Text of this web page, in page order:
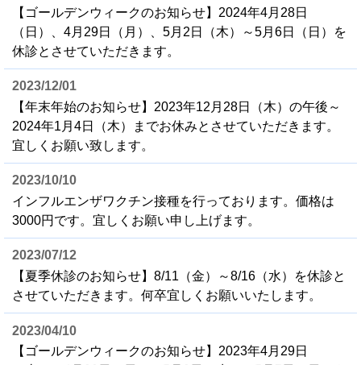
【ゴールデンウィークのお知らせ】2024年4月28日
（日）、4月29日（月）、5月2日（木）～5月6日（日）を
休診とさせていただきます。
2023/12/01
【年末年始のお知らせ】2023年12月28日（木）の午後～
2024年1月4日（木）までお休みとさせていただきます。
宜しくお願い致します。
2023/10/10
インフルエンザワクチン接種を行っております。価格は
3000円です。宜しくお願い申し上げます。
2023/07/12
【夏季休診のお知らせ】8/11（金）～8/16（水）を休診と
させていただきます。何卒宜しくお願いいたします。
2023/04/10
【ゴールデンウィークのお知らせ】2023年4月29日